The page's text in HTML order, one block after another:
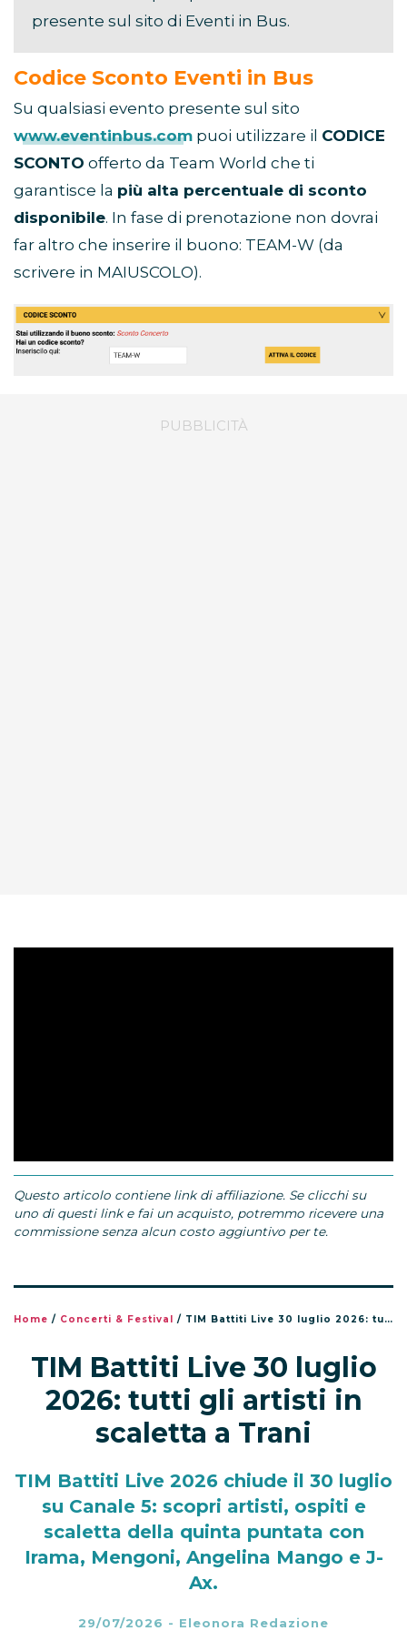
presente sul sito di Eventi in Bus.
Codice Sconto Eventi in Bus
Su qualsiasi evento presente sul sito
www.eventinbus.com puoi utilizzare il CODICE
SCONTO offerto da Team World che ti
garantisce la più alta percentuale di sconto
disponibile. In fase di prenotazione non dovrai
far altro che inserire il buono: TEAM-W (da
scrivere in MAIUSCOLO).
Questo articolo contiene link di affiliazione. Se clicchi su
uno di questi link e fai un acquisto, potremmo ricevere una
commissione senza alcun costo aggiuntivo per te.
Home / Concerti & Festival / TIM Battiti Live 30 luglio 2026: tutti gli artisti in scaletta a Trani
TIM Battiti Live 30 luglio
2026: tutti gli artisti in
scaletta a Trani
TIM Battiti Live 2026 chiude il 30 luglio
su Canale 5: scopri artisti, ospiti e
scaletta della quinta puntata con
Irama, Mengoni, Angelina Mango e J-
Ax.
29/07/2026 - Eleonora Redazione